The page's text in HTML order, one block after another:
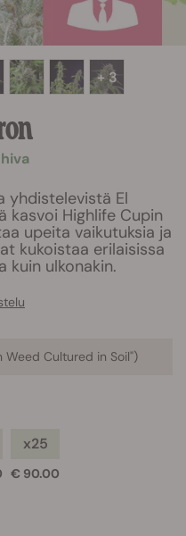
+ 3
yhdistelevistä El
kasvoi Highlife Cupin
upeita vaikutuksia ja
kukoistaa erilaisissa
kuin ulkonakin.
Weed Cultured in Soil")
x25
€ 90.00